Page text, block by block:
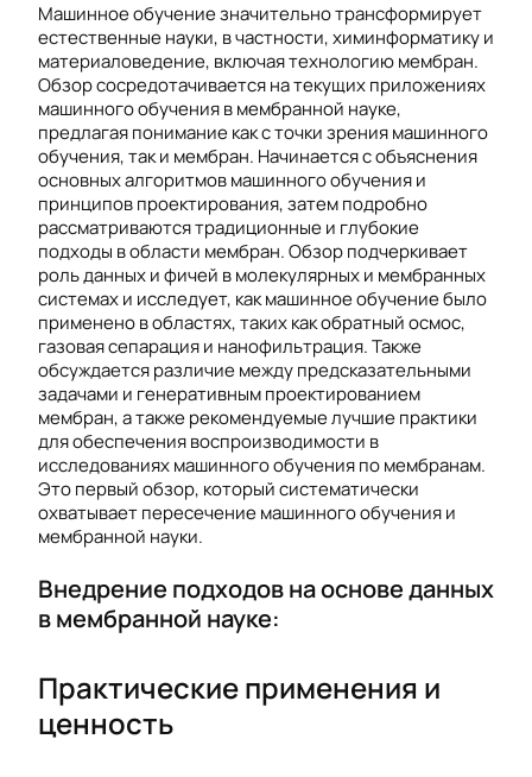
Машинное обучение значительно трансформирует
естественные науки, в частности, химинформатику и
материаловедение, включая технологию мембран.
Обзор сосредотачивается на текущих приложениях
машинного обучения в мембранной науке,
предлагая понимание как с точки зрения машинного
обучения, так и мембран. Начинается с объяснения
основных алгоритмов машинного обучения и
принципов проектирования, затем подробно
рассматриваются традиционные и глубокие
подходы в области мембран. Обзор подчеркивает
роль данных и фичей в молекулярных и мембранных
системах и исследует, как машинное обучение было
применено в областях, таких как обратный осмос,
газовая сепарация и нанофильтрация. Также
обсуждается различие между предсказательными
задачами и генеративным проектированием
мембран, а также рекомендуемые лучшие практики
для обеспечения воспроизводимости в
исследованиях машинного обучения по мембранам.
Это первый обзор, который систематически
охватывает пересечение машинного обучения и
мембранной науки.
Внедрение подходов на основе данных
в мембранной науке:
Практические применения и
ценность